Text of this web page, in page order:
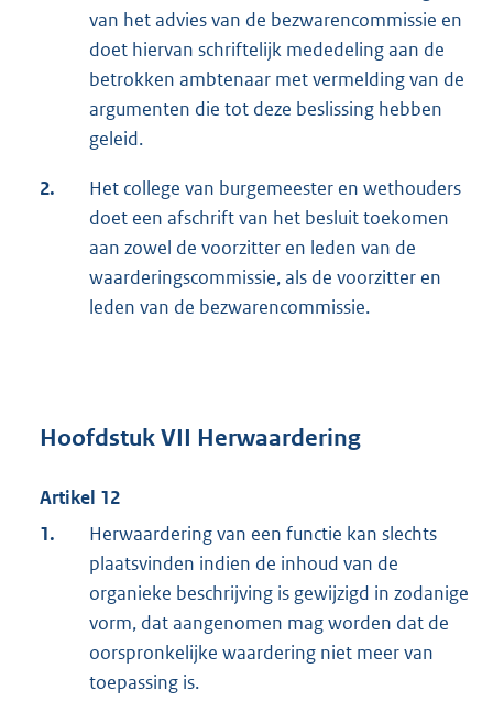
van het advies van de bezwarencommissie en
doet hiervan schriftelijk mededeling aan de
betrokken ambtenaar met vermelding van de
argumenten die tot deze beslissing hebben
geleid.
2.
Het college van burgemeester en wethouders
doet een afschrift van het besluit toekomen
aan zowel de voorzitter en leden van de
waarderingscommissie, als de voorzitter en
leden van de bezwarencommissie.
Hoofdstuk VII Herwaardering
Artikel 12
1.
Herwaardering van een functie kan slechts
plaatsvinden indien de inhoud van de
organieke beschrijving is gewijzigd in zodanige
vorm, dat aangenomen mag worden dat de
oorspronkelijke waardering niet meer van
toepassing is.